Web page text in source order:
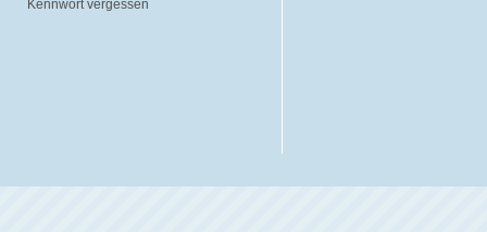
Kennwort vergessen